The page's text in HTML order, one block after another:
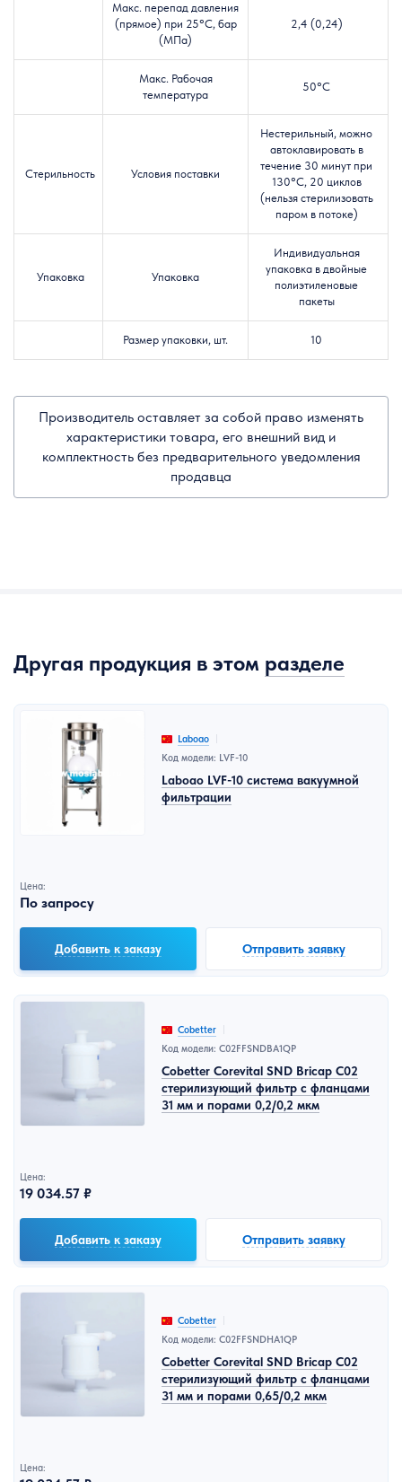
Макс. перепад давления
(прямое) при 25°C, бар
(МПа)
2,4 (0,24)
Макс. Рабочая
температура
50°C
Стерильность Условия поставки
Нестерильный, можно
автоклавировать в
течение 30 минут при
130°C, 20 циклов
(нельзя стерилизовать
паром в потоке)
Упаковка Упаковка
Индивидуальная
упаковка в двойные
полиэтиленовые
пакеты
Размер упаковки, шт. 10
Производитель оставляет за собой право изменять
характеристики товара, его внешний вид и
комплектность без предварительного уведомления
продавца
Другая продукция в этом разделе
Laboao
Код модели: LVF-10
Laboao LVF-10 система вакуумной
фильтрации
Цена:
По запросу
Добавить к заказу Отправить заявку
Cobetter
Код модели: C02FFSNDBA1QP
Cobetter Corevital SND Bricap C02
стерилизующий фильтр с фланцами
31 мм и порами 0,2/0,2 мкм
Цена:
19 034.57 ₽
Добавить к заказу Отправить заявку
Cobetter
Код модели: C02FFSNDHA1QP
Cobetter Corevital SND Bricap C02
стерилизующий фильтр с фланцами
31 мм и порами 0,65/0,2 мкм
Цена: